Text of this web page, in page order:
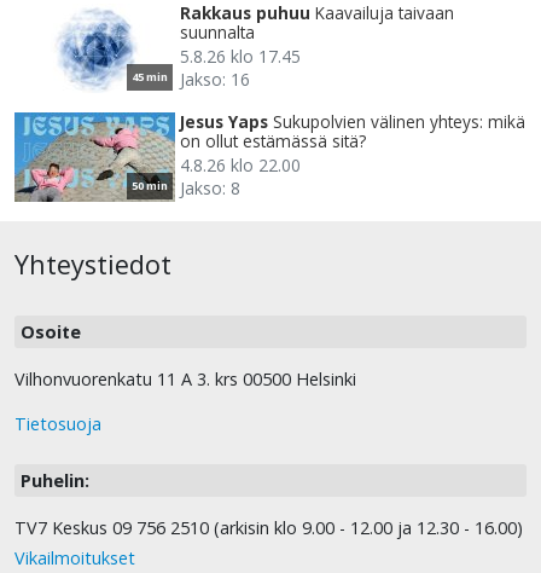
45 min
Rakkaus puhuu Kaavailuja taivaan
suunnalta
5.8.26 klo 17.45
Jakso: 16
50 min
Jesus Yaps Sukupolvien välinen yhteys: mikä
on ollut estämässä sitä?
4.8.26 klo 22.00
Jakso: 8
Yhteystiedot
Osoite
Vilhonvuorenkatu 11 A 3. krs 00500 Helsinki
Tietosuoja
Puhelin:
TV7 Keskus 09 756 2510 (arkisin klo 9.00 - 12.00 ja 12.30 - 16.00)
Vikailmoitukset